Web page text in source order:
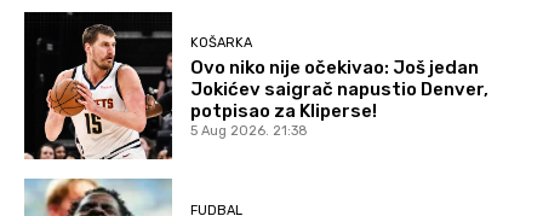
KOŠARKA
Ovo niko nije očekivao: Još jedan
Jokićev saigrač napustio Denver,
potpisao za Kliperse!
5 Aug 2026. 21:38
FUDBAL